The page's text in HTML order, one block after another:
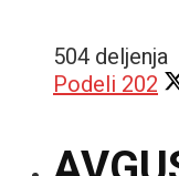
504 deljenja
Podeli 202